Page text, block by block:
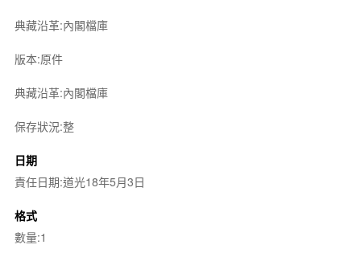
典藏沿革:內閣檔庫
版本:原件
典藏沿革:內閣檔庫
保存狀況:整
日期
責任日期:道光18年5月3日
格式
數量:1